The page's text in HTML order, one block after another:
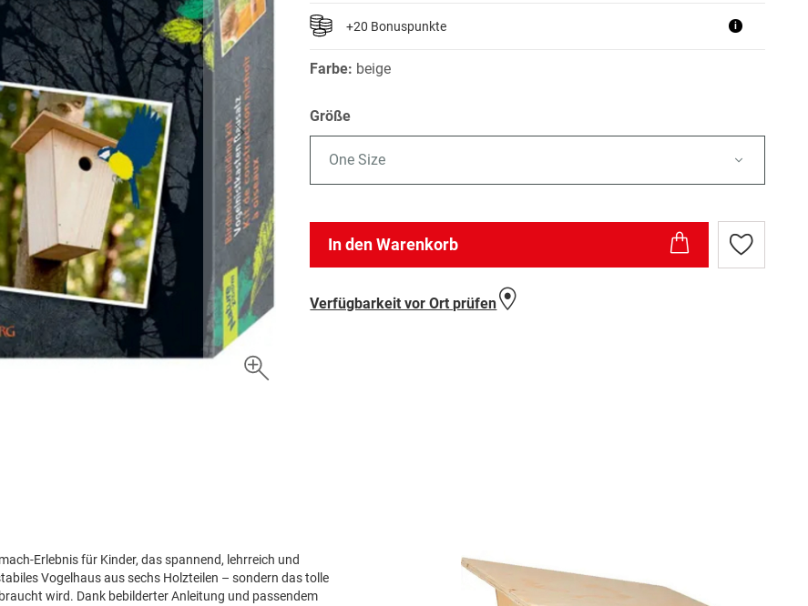
+20 Bonuspunkte i
Farbe: beige
Größe
One Size
In den Warenkorb
Zur
Wunschliste
Verfügbarkeit vor Ort prüfen
Erlebnis für Kinder, das spannend, lehrreich und
Vogelhaus aus sechs Holzteilen – sondern das tolle
wird. Dank bebilderter Anleitung und passendem